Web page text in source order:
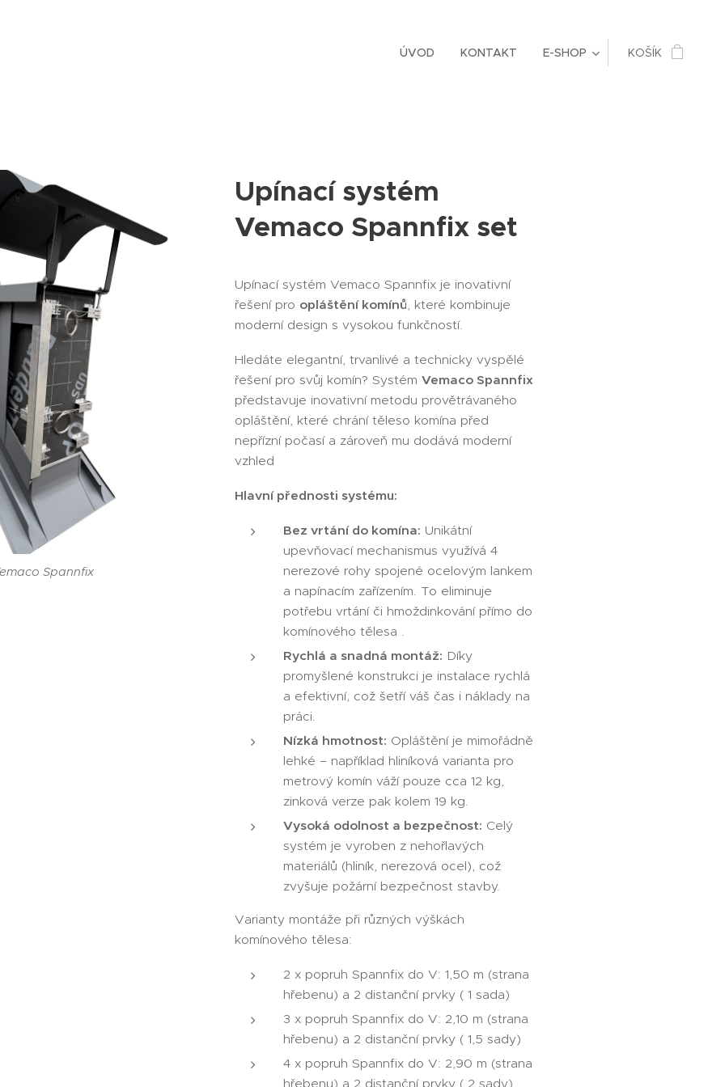
ÚVOD KONTAKT E-SHOP KOŠÍK
Upínací systém
Vemaco Spannfix set
Spannfix
1 sada
Upínací systém Vemaco Spannfix je inovativní
řešení pro opláštění komínů, které kombinuje
moderní design s vysokou funkčností.
Hledáte elegantní, trvanlivé a technicky vyspělé
řešení pro svůj komín? Systém Vemaco Spannfix
představuje inovativní metodu provětrávaného
opláštění, které chrání těleso komína před
nepřízní počasí a zároveň mu dodává moderní
vzhled
Hlavní přednosti systému:
Bez vrtání do komína: Unikátní
upevňovací mechanismus využívá 4
nerezové rohy spojené ocelovým lankem
a napínacím zařízením. To eliminuje
potřebu vrtání či hmoždinkování přímo do
komínového tělesa .
Rychlá a snadná montáž: Díky
promyšlené konstrukci je instalace rychlá
a efektivní, což šetří váš čas i náklady na
práci.
Nízká hmotnost: Opláštění je mimořádně
lehké – například hliníková varianta pro
metrový komín váží pouze cca 12 kg,
zinková verze pak kolem 19 kg.
Vysoká odolnost a bezpečnost: Celý
systém je vyroben z nehořlavých
materiálů (hliník, nerezová ocel), což
zvyšuje požární bezpečnost stavby.
Varianty montáže při různých výškách
komínového tělesa:
2 x popruh Spannfix do V: 1,50 m (strana
hřebenu) a 2 distanční prvky ( 1 sada)
3 x popruh Spannfix do V: 2,10 m (strana
hřebenu) a 2 distanční prvky ( 1,5 sady)
4 x popruh Spannfix do V: 2,90 m (strana
hřebenu) a 2 distanční prvky ( 2 sady)